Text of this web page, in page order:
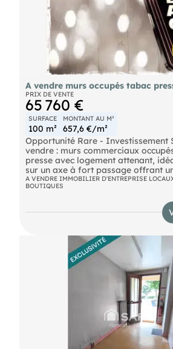
A vendre murs occupés tabac
PRIX DE VENTE
65 760 €
SURFACE
100 m²
MONTANT AU M²
657,6 €/m²
Opportunité Rare - Investissement
vendre : murs commerciaux
presse avec logement attenant,
sur un axe à fort passage offrant
visibilité. Rendement immédiat et
un bail commercial en cours Activité
prévoir - bien en parfait état
assurant un flux constant de
investisseurs à la recherche d'un
sécurisé. Le Cabinet reste à votre
toute information complémentaire
organiser une visite.
A VENDRE IMMOBILIER D'ENTREPRISE
BOUTIQUES